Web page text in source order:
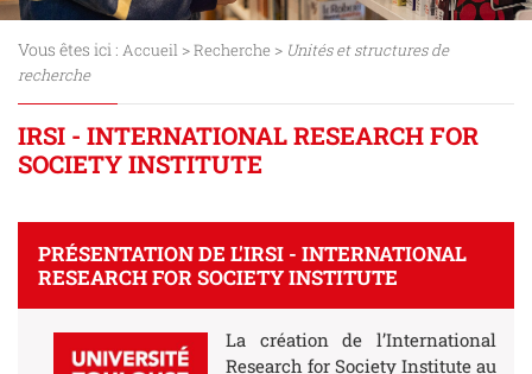
Vous êtes ici : Accueil >Recherche > Unités et structures de
recherche
IRSI - INTERNATIONAL RESEARCH FOR
SOCIETY INSTITUTE
PRÉSENTATION DE L'IRSI - INTERNATIONAL
RESEARCH FOR SOCIETY INSTITUTE
La création de l’International
Research for Society Institute au